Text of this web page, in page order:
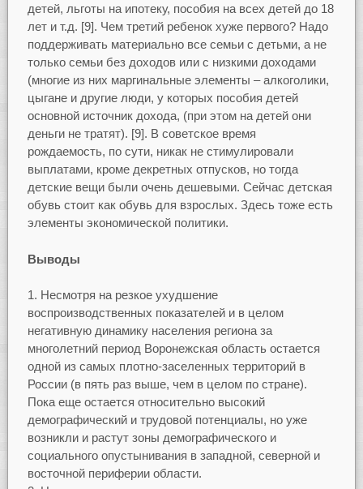
детей, льготы на ипотеку, пособия на всех детей до 18
лет и т.д. [9]. Чем третий ребенок хуже первого? Надо
поддерживать материально все семьи с детьми, а не
только семьи без доходов или с низкими доходами
(многие из них маргинальные элементы – алкоголики,
цыгане и другие люди, у которых пособия детей
основной источник дохода, (при этом на детей они
деньги не тратят). [9]. В советское время
рождаемость, по сути, никак не стимулировали
выплатами, кроме декретных отпусков, но тогда
детские вещи были очень дешевыми. Сейчас детская
обувь стоит как обувь для взрослых. Здесь тоже есть
элементы экономической политики.
Выводы
Несмотря на резкое ухудшение
воспроизводственных показателей и в целом
негативную динамику населения региона за
многолетний период Воронежская область остается
одной из самых плотно-заселенных территорий в
России (в пять раз выше, чем в целом по стране).
Пока еще остается относительно высокий
демографический и трудовой потенциалы, но уже
возникли и растут зоны демографического и
социального опустынивания в западной, северной и
восточной периферии области.